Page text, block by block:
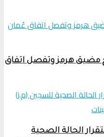
فتح مضيق هرمز وتفصل اتفاق
1 تؤكد استقرار الحالة الصحية